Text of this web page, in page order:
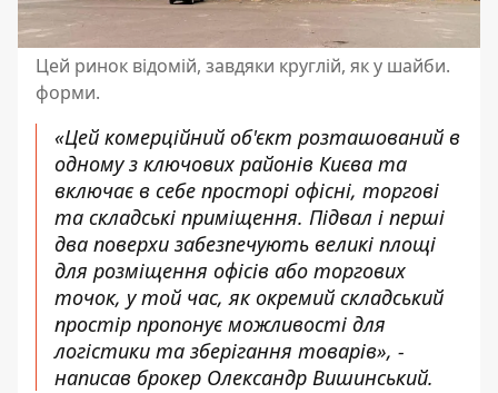
Цей ринок відомій, завдяки круглій, як у шайби.
форми.
«Цей комерційний об'єкт розташований в
одному з ключових районів Києва та
включає в себе просторі офісні, торгові
та складські приміщення. Підвал і перші
два поверхи забезпечують великі площі
для розміщення офісів або торгових
точок, у той час, як окремий складський
простір пропонує можливості для
логістики та зберігання товарів», -
написав брокер Олександр Вишинський.